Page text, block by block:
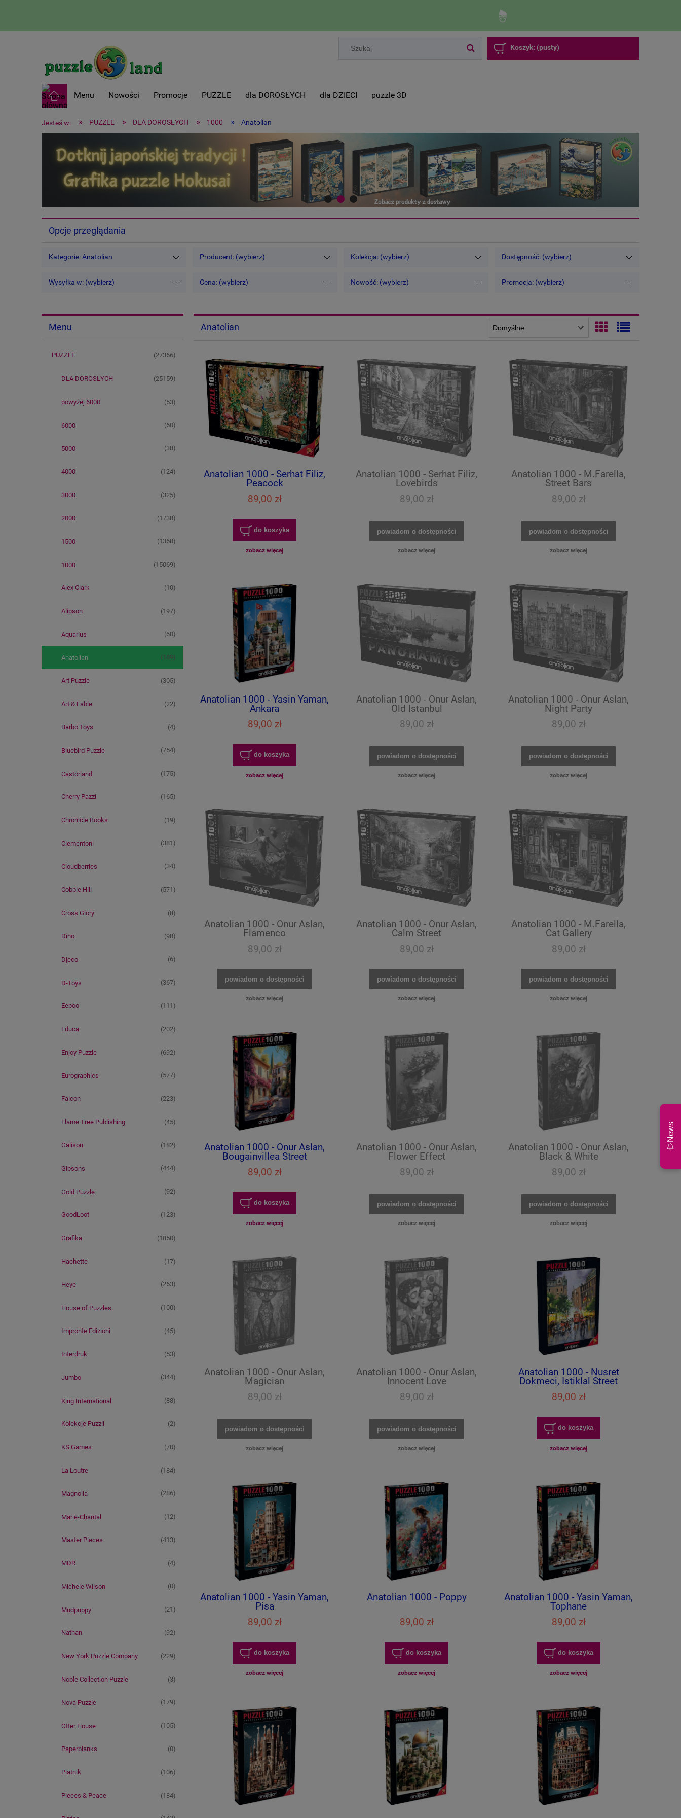
Koszyk: (pusty)
Menu Nowości Promocje PUZZLE dla DOROSŁYCH dla DZIECI puzzle 3D
Jesteś w: » PUZZLE » DLA DOROSŁYCH » 1000 » Anatolian
Opcje przeglądania
Kategorie: Anatolian Producent: (wybierz) Kolekcja: (wybierz) Dostępność: (wybierz)
Wysyłka w: (wybierz) Cena: (wybierz) Nowość: (wybierz) Promocja: (wybierz)
Menu
PUZZLE (27366)
DLA DOROSŁYCH (25159)
powyżej 6000 (53)
6000 (60)
5000 (38)
4000 (124)
3000 (325)
2000 (1738)
1500 (1368)
1000 (15069)
Alex Clark (10)
Alipson (197)
Aquarius (60)
Anatolian (189)
Art Puzzle (305)
Art & Fable (22)
Barbo Toys (4)
Bluebird Puzzle (754)
Castorland (175)
Cherry Pazzi (165)
Chronicle Books (19)
Clementoni (381)
Cloudberries (34)
Cobble Hill (571)
Cross Glory (8)
Dino (98)
Djeco (6)
D-Toys (367)
Eeboo (111)
Educa (202)
Enjoy Puzzle (692)
Eurographics (577)
Falcon (223)
Flame Tree Publishing (45)
Galison (182)
Gibsons (444)
Gold Puzzle (92)
GoodLoot (123)
Grafika (1850)
Hachette (17)
Heye (263)
House of Puzzles (100)
Impronte Edizioni (45)
Interdruk (53)
Jumbo (344)
King International (88)
Kolekcje Puzzli (2)
KS Games (70)
La Loutre (184)
Magnolia (286)
Marie-Chantal (12)
Master Pieces (413)
MDR (4)
Michele Wilson (0)
Mudpuppy (21)
Nathan (92)
New York Puzzle Company (229)
Noble Collection Puzzle (3)
Nova Puzzle (179)
Otter House (105)
Paperblanks (0)
Piatnik (106)
Pieces & Peace (184)
Anatolian
Anatolian 1000 - Serhat Filiz,
Peacock
89,00 zł
do koszyka
zobacz więcej
Anatolian 1000 - Serhat Filiz,
Lovebirds
89,00 zł
powiadom o dostępności
zobacz więcej
Anatolian 1000 - M.Farella,
Street Bars
89,00 zł
powiadom o dostępności
zobacz więcej
Anatolian 1000 - Yasin Yaman,
Ankara
89,00 zł
do koszyka
zobacz więcej
Anatolian 1000 - Onur Aslan,
Old Istanbul
89,00 zł
powiadom o dostępności
zobacz więcej
Anatolian 1000 - Onur Aslan,
Night Party
89,00 zł
powiadom o dostępności
zobacz więcej
Anatolian 1000 - Onur Aslan,
Flamenco
89,00 zł
powiadom o dostępności
zobacz więcej
Anatolian 1000 - Onur Aslan,
Calm Street
89,00 zł
powiadom o dostępności
zobacz więcej
Anatolian 1000 - M.Farella,
Cat Gallery
89,00 zł
powiadom o dostępności
zobacz więcej
Anatolian 1000 - Onur Aslan,
Bougainvillea Street
89,00 zł
do koszyka
zobacz więcej
Anatolian 1000 - Onur Aslan,
Flower Effect
89,00 zł
powiadom o dostępności
zobacz więcej
Anatolian 1000 - Onur Aslan,
Black & White
89,00 zł
powiadom o dostępności
zobacz więcej
Anatolian 1000 - Onur Aslan,
Magician
89,00 zł
powiadom o dostępności
zobacz więcej
Anatolian 1000 - Onur Aslan,
Innocent Love
89,00 zł
powiadom o dostępności
zobacz więcej
Anatolian 1000 - Nusret
Dokmeci, Istiklal Street
89,00 zł
do koszyka
zobacz więcej
Anatolian 1000 - Yasin Yaman,
Pisa
89,00 zł
do koszyka
zobacz więcej
Anatolian 1000 - Poppy
89,00 zł
do koszyka
zobacz więcej
Anatolian 1000 - Yasin Yaman,
Tophane
89,00 zł
do koszyka
zobacz więcej
News